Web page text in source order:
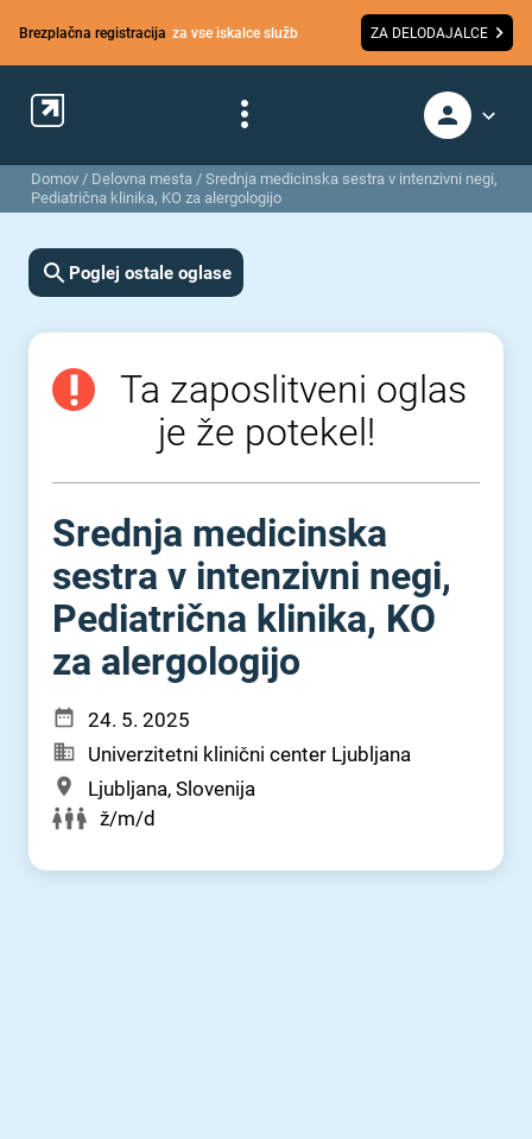
Brezplačna registracija za vse iskalce služb ZA DELODAJALCE
Domov / Delovna mesta / Srednja medicinska sestra v intenzivni negi,
Pediatrična klinika, KO za alergologijo
Poglej ostale oglase
Ta zaposlitveni oglas
je že potekel!
Srednja medicinska
sestra v intenzivni negi,
Pediatrična klinika, KO
za alergologijo
24. 5. 2025
Univerzitetni klinični center Ljubljana
Ljubljana, Slovenija
ž/m/d